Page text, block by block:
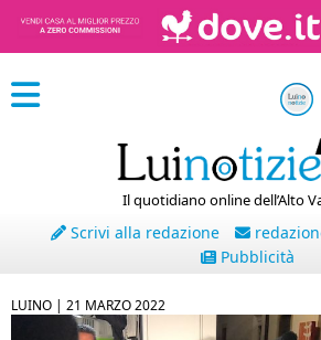
Il quotidiano online dell’Alto
Scrivi alla redazione
Pubblicità
LUINO | 21 MARZO 2022